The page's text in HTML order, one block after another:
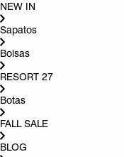
NEW IN
Sapatos
Bolsas
RESORT 27
Botas
FALL SALE
BLOG